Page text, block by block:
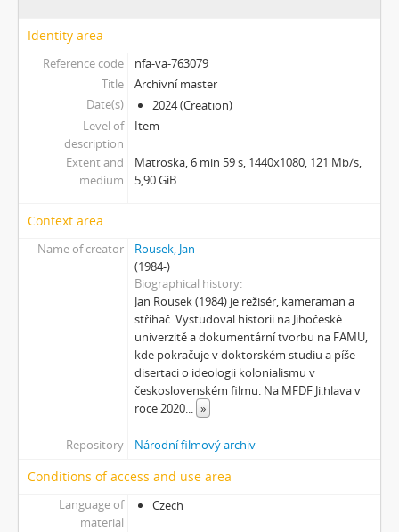
[Subseries] Shores of the Same Sea
[Subseries] Amnion
[Subseries] Už se držím
[Subseries] Lamecore_Meduza_VS_Mořskáokurka
[Subseries] And You Know What Comes Next...
[Subseries] SOFT DETECTIVE LOVE STORY
[Subseries] Soft, Soft, Soft, Hard as Fuck
Identity area
Reference code
nfa-va-763079
Title
Archivní master
Date(s)
2024 (Creation)
Level of
description
Item
Extent and
medium
Matroska, 6 min 59 s, 1440x1080, 121 Mb/s,
5,90 GiB
Context area
Name of creator
Rousek, Jan
(1984-)
Biographical history
Jan Rousek (1984) je režisér, kameraman a
střihač. Vystudoval historii na Jihočeské
univerzitě a dokumentární tvorbu na FAMU,
kde pokračuje v doktorském studiu a píše
disertaci o ideologii kolonialismu v
československém filmu. Na MFDF Ji.hlava v
roce 2020... »
Repository Národní filmový archiv
Conditions of access and use area
Language of
material
Czech